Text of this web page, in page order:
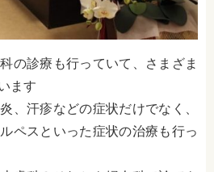
の診療も行っていて、さまざま
ます
、汗疹などの症状だけでなく、
ペスといった症状の治療も行っ